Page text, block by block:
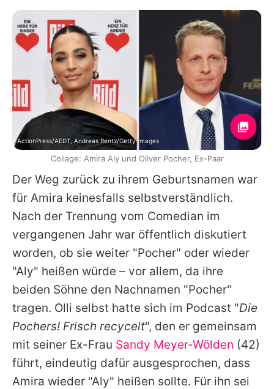
Der Weg zurück zu ihrem Geburtsnamen war
für Amira keinesfalls selbstverständlich.
Nach der Trennung vom Comedian im
vergangenen Jahr war öffentlich diskutiert
worden, ob sie weiter "Pocher" oder wieder
"Aly" heißen würde – vor allem, da ihre
beiden Söhne den Nachnamen "Pocher"
tragen. Olli selbst hatte sich im Podcast "Die
Pochers! Frisch recycelt", den er gemeinsam
mit seiner Ex-Frau Sandy Meyer-Wölden (42)
führt, eindeutig dafür ausgesprochen, dass
Amira wieder "Aly" heißen sollte. Für ihn sei
ActionPress/AEDT, Andreas Rentz/Getty Images
Collage: Amira Aly und Oliver Pocher, Ex-Paar